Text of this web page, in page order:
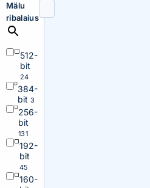
Mälu
ribalaius
512-
bit
24
384-
bit 3
256-
bit
131
192-
bit
45
160-